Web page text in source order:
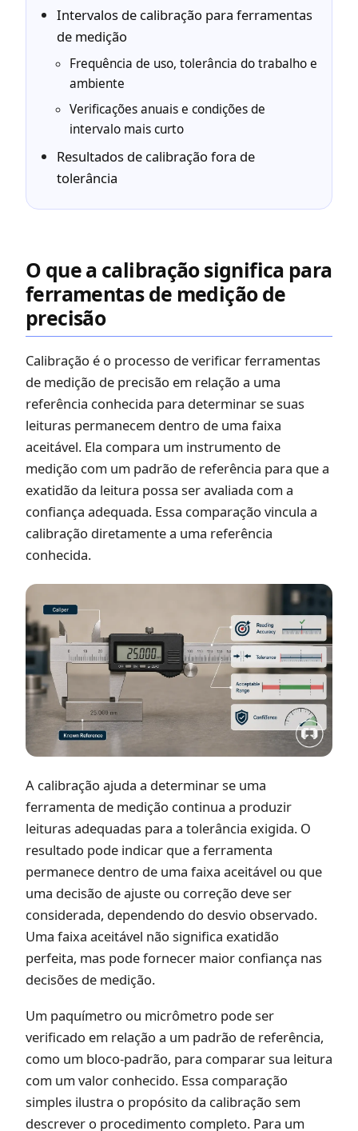
Intervalos de calibração para ferramentas
de medição
Frequência de uso, tolerância do trabalho e
ambiente
Verificações anuais e condições de
intervalo mais curto
Resultados de calibração fora de
tolerância
O que a calibração significa para
ferramentas de medição de
precisão
Calibração é o processo de verificar ferramentas
de medição de precisão em relação a uma
referência conhecida para determinar se suas
leituras permanecem dentro de uma faixa
aceitável. Ela compara um instrumento de
medição com um padrão de referência para que a
exatidão da leitura possa ser avaliada com a
confiança adequada. Essa comparação vincula a
calibração diretamente a uma referência
conhecida.
A calibração ajuda a determinar se uma
ferramenta de medição continua a produzir
leituras adequadas para a tolerância exigida. O
resultado pode indicar que a ferramenta
permanece dentro de uma faixa aceitável ou que
uma decisão de ajuste ou correção deve ser
considerada, dependendo do desvio observado.
Uma faixa aceitável não significa exatidão
perfeita, mas pode fornecer maior confiança nas
decisões de medição.
Um paquímetro ou micrômetro pode ser
verificado em relação a um padrão de referência,
como um bloco-padrão, para comparar sua leitura
com um valor conhecido. Essa comparação
simples ilustra o propósito da calibração sem
descrever o procedimento completo. Para um